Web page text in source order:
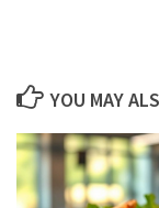
YOU MAY